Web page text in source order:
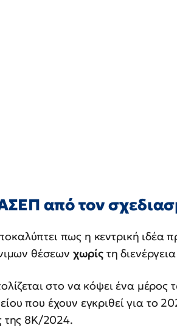
από τον
πως η κεντρική ιδέα
θέσεων χωρίςτη
στο να κόψει ένα μέρος
που έχουν εγκριθεί για το
της 8Κ/2024.